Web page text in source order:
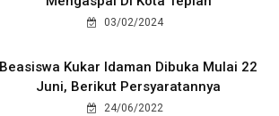
03/02/2024
Beasiswa Kukar Idaman Dibuka Mulai 22
Juni, Berikut Persyaratannya
24/06/2022